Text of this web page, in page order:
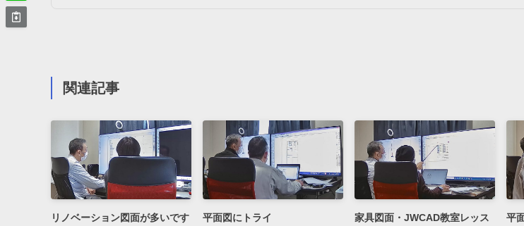
関連記事
リノベーション図面が多いです
平面図にトライ
家具図面・JWCAD教室レッス
平